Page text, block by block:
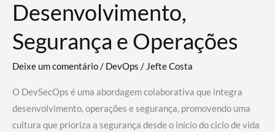
Desenvolvimento,
Segurança e Operações
Deixe um comentário/ DevOps /Jefte Costa
O DevSecOps é uma abordagem colaborativa que integra
desenvolvimento, operações e segurança, promovendo uma
cultura que prioriza a segurança desde o início do ciclo de vida